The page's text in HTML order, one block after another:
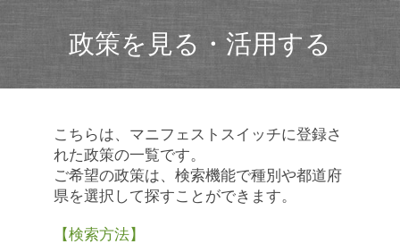
政策を見る・活用する
こちらは、マニフェストスイッチに登録さ
れた政策の一覧です。
ご希望の政策は、検索機能で種別や都道府
県を選択して探すことができます。
【検索方法】